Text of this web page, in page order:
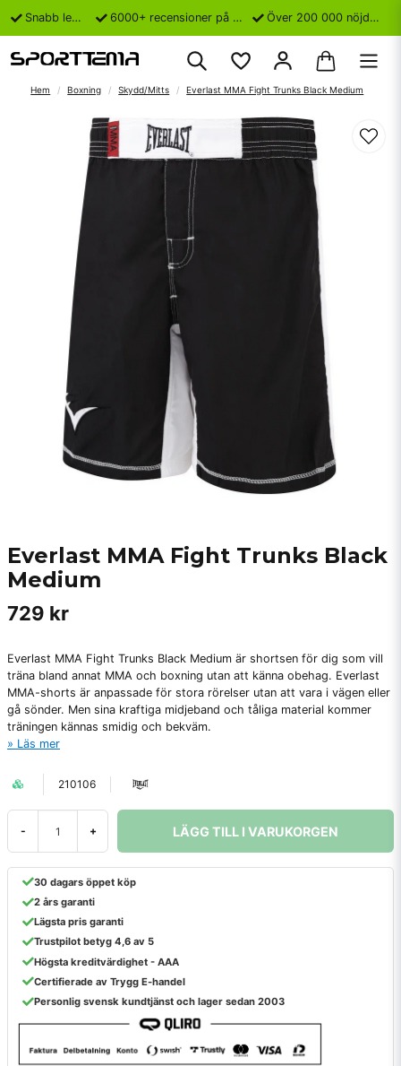
Snabb leverans 6000+ recensioner på Trustpilot Över 200 000 nöjda kunder
Hem Boxning Skydd/Mitts Everlast MMA Fight Trunks Black Medium
Everlast MMA Fight Trunks Black
Medium
729 kr
Everlast MMA Fight Trunks Black Medium är shortsen för dig som vill
träna bland annat MMA och boxning utan att känna obehag. Everlast
MMA-shorts är anpassade för stora rörelser utan att vara i vägen eller
gå sönder. Men sina kraftiga midjeband och tåliga material kommer
träningen kännas smidig och bekväm.
Läs mer
210106
- + LÄGG TILL I VARUKORGEN
30 dagars öppet köp
2 års garanti
Lägsta pris garanti
Trustpilot betyg 4,6 av 5
Högsta kreditvärdighet - AAA
Certifierade av Trygg E-handel
Personlig svensk kundtjänst och lager sedan 2003